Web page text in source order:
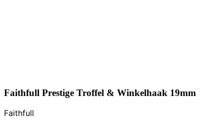
Faithfull Prestige Troffel & Winkelhaak 19mm
Faithfull